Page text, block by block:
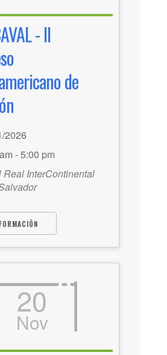
- II
de
2026
- 5:00 pm
Real InterContinental
20
Nov